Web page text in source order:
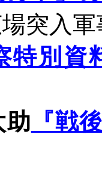
突入
特別
助 『戦